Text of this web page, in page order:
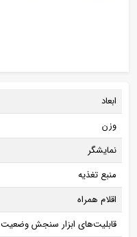
ابعاد
وزن
نمایشگر
منبع تغذیه
اقلام همراه
قابلیت‌های ابزار سنجش وضعیت